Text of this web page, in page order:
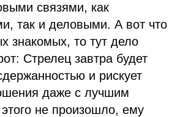
связями, как
так и деловыми. А вот что
знакомых, то тут дело
Стрелец завтра будет
и рискует
даже с лучшим
не произошло, ему